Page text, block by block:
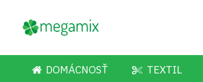
DOMÁCNOSŤ TEXTIL